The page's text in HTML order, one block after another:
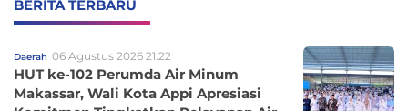
BERITA TERBARU
Daerah 06 Agustus 2026 21:22
HUT ke-102 Perumda Air Minum
Makassar, Wali Kota Appi Apresiasi